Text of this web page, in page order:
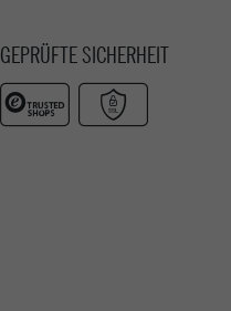
GEPRÜFTE SICHERHEIT